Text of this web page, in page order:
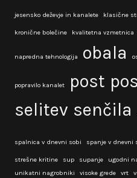
jesensko deževje in kanalete klasične
kronične bolečine kvalitetna vzmetnica
napredna tehnologija obala
popravilo kanalet post
selitev senčila
spalnica v dnevni sobi spanje v dnevni
strešne kritine sup supanje ugodni
unikatni nagrobniki
visoke grede vrt